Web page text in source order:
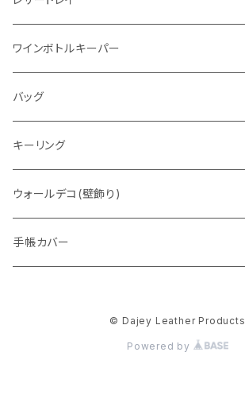
番外編"Wave"
通常盤
ワインボトルキーパー
バッグ
トートバッグ
ウォレットバッグ
キーリング
ウォールデコ(壁飾り)
手帳カバー
© Dajey Leather Products
Powered by